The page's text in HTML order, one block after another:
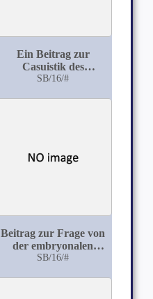
Ein Beitrag zur
Casuistik des
primären
SB/16/#
Beitrag zur Frage von
der embryonalen
Uebertragbarkeit der
SB/16/#